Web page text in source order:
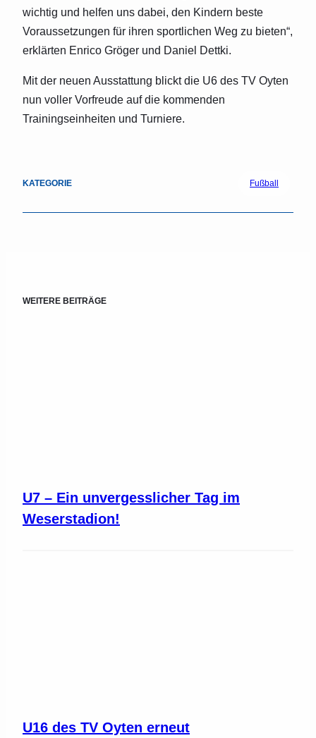
wichtig und helfen uns dabei, den Kindern beste
Voraussetzungen für ihren sportlichen Weg zu bieten“,
erklärten Enrico Gröger und Daniel Dettki.
Mit der neuen Ausstattung blickt die U6 des TV Oyten
nun voller Vorfreude auf die kommenden
Trainingseinheiten und Turniere.
KATEGORIE Fußball
WEITERE BEITRÄGE
U7 – Ein unvergesslicher Tag im
Weserstadion!
U16 des TV Oyten erneut